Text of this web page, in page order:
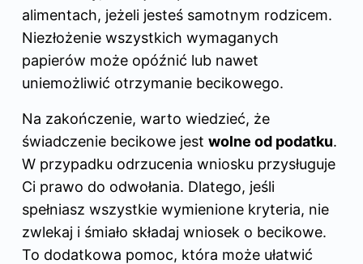
alimentach, jeżeli jesteś samotnym rodzicem.
Niezłożenie wszystkich wymaganych
papierów może opóźnić lub nawet
uniemożliwić otrzymanie becikowego.
Na zakończenie, warto wiedzieć, że
świadczenie becikowe jest wolne od podatku.
W przypadku odrzucenia wniosku przysługuje
Ci prawo do odwołania. Dlatego, jeśli
spełniasz wszystkie wymienione kryteria, nie
zwlekaj i śmiało składaj wniosek o becikowe.
To dodatkowa pomoc, która może ułatwić